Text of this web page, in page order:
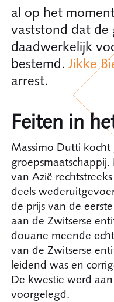
al op het
vaststond dat de
daadwerkelijk
bestemd. Jikke
arrest.
Feiten in
Massimo Dutti kocht
van Azië
deels
de prijs van de
aan de Zwitserse
douane meende
van de Zwitserse
leidend was en
De kwestie werd
voorgelegd.